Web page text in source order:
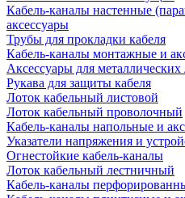
Кабель-каналы настенные
аксессуары
Трубы для прокладки кабеля
Кабель-каналы монтажные и
Аксессуары для
Рукава для защиты кабеля
Лоток кабельный листовой
Лоток кабельный проволочный
Кабель-каналы напольные и
Указатели напряжения и
Огнестойкие кабель-каналы
Лоток кабельный лестничный
Кабель-каналы